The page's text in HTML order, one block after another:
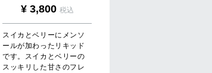
¥ 3,800 税込
スイカとベリーにメンソ
ールが加わったリキッド
です。スイカとベリーの
スッキリした甘さのフレ